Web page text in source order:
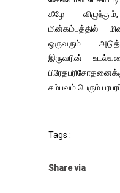
கீழே
மின்கம்பத்தில்
ஒருவரும்
இருவரின்
சம்பவம் பெரும்
Tags :
Share via